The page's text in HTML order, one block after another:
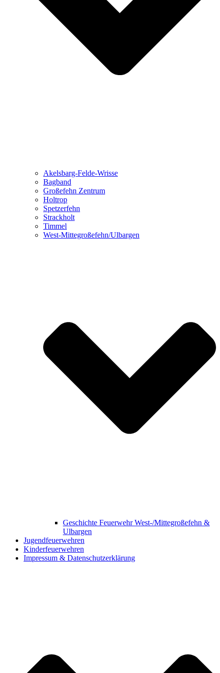
Akelsbarg-Felde-Wrisse
Bagband
Großefehn Zentrum
Holtrop
Spetzerfehn
Strackholt
Timmel
West-Mittegroßefehn/Ulbargen
Geschichte Feuerwehr West-/Mittegroßefehn &
Ulbargen
Jugendfeuerwehren
Kinderfeuerwehren
Impressum & Datenschutzerklärung